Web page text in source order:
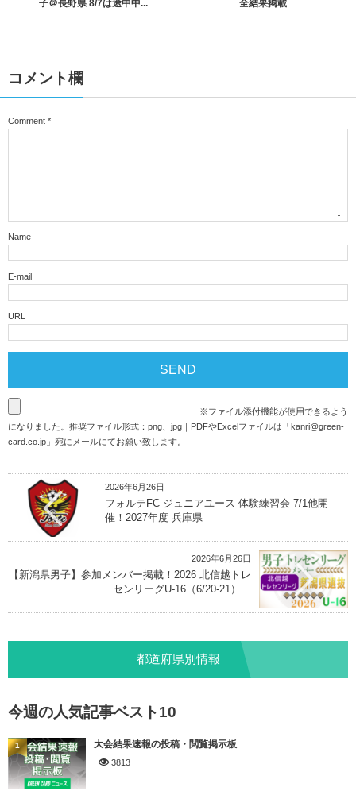
子＠長野県 8/7は途中中...
全結果掲載
コメント欄
Comment *
Name
E-mail
URL
※ファイル添付機能が使用できるよう
になりました。推奨ファイル形式：png、jpg｜PDFやExcelファイルは「 kanri@green-
card.co.jp 」宛にメールにてお願い致します。
2026年6月26日
フォルテFC ジュニアユース 体験練習会 7/1他開
催！2027年度 兵庫県
2026年6月26日
【新潟県男子】参加メンバー掲載！2026 北信越トレ
センリーグU-16（6/20-21）
都道府県別情報
今週の人気記事ベスト10
大会結果速報の投稿・閲覧掲示板
3813
1